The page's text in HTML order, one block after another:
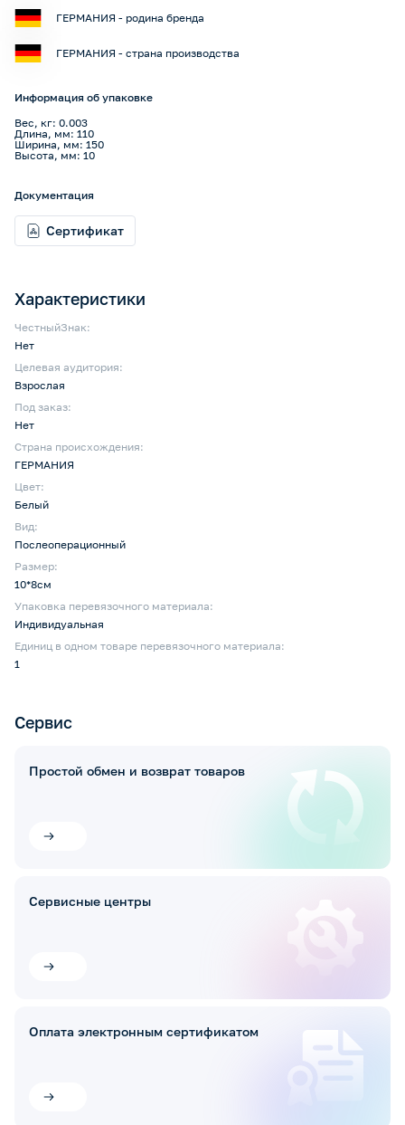
Характеристики
ЧестныйЗнак:
Нет
Целевая аудитория:
Взрослая
Под заказ:
Нет
Страна происхождения:
ГЕРМАНИЯ
Цвет:
Белый
Вид:
Послеоперационный
Размер:
10*8см
Упаковка перевязочного материала:
Индивидуальная
Единиц в одном товаре перевязочного материала:
1
ГЕРМАНИЯ - родина бренда
ГЕРМАНИЯ - страна производства
Информация об упаковке
Вес, кг: 0.003
Длина, мм: 110
Ширина, мм: 150
Высота, мм: 10
Документация
Сертификат
Сервис
Простой обмен и возврат товаров
Сервисные центры
Оплата электронным сертификатом